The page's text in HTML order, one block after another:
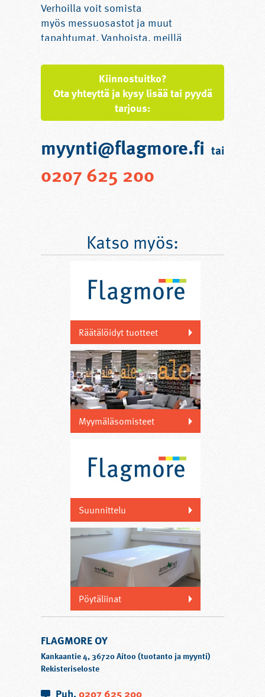
Verhoilla voit somista
myös messuosastot ja muut
tapahtumat. Vanhoista, meillä
yrityksellesi mielellämme vaikka
pussukoita jakasseja. Kysy lisää!
Kiinnostuitko?
Ota yhteyttä ja kysy lisää tai pyydä
tarjous:
myynti@flagmore.fi tai
0207 625 200
Katso myös:
Räätälöidyt tuotteet
Myymäläsomisteet
Suunnittelu
Pöytäliinat
FLAGMORE OY
Kankaantie 4, 36720 Aitoo (tuotanto ja myynti)
Rekisteriseloste
Puh.0207 625 200